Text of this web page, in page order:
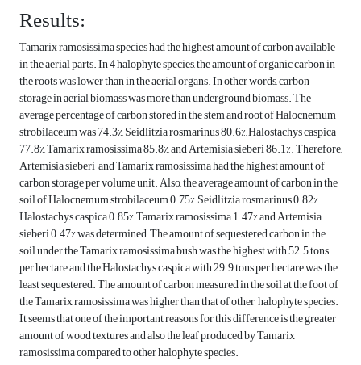
Results:
Tamarix ramosissima species had the highest amount of carbon available
in the aerial parts. In 4 halophyte species, the amount of organic carbon in
the roots was lower than in the aerial organs. In other words, carbon
storage in aerial biomass was more than underground biomass. The
average percentage of carbon stored in the stem and root of Halocnemum
strobilaceum was 74.3%, Seidlitzia rosmarinus 80.6%, Halostachys caspica
77.8%, Tamarix ramosissima 85.8%, and Artemisia sieberi 86.1%. Therefore,
Artemisia sieberi and Tamarix ramosissima had the highest amount of
carbon storage per volume unit. Also, the average amount of carbon in the
soil of Halocnemum strobilaceum 0.75%, Seidlitzia rosmarinus 0.82%,
Halostachys caspica 0.85%, Tamarix ramosissima 1.47% and Artemisia
sieberi 0.47% was determined.The amount of sequestered carbon in the
soil under the Tamarix ramosissima bush was the highest with 52.5 tons
per hectare and the Halostachys caspica with 29.9 tons per hectare was the
least sequestered. The amount of carbon measured in the soil at the foot of
the Tamarix ramosissima was higher than that of other halophyte species.
It seems that one of the important reasons for this difference is the greater
amount of wood textures and also the leaf produced by Tamarix
ramosissima compared to other halophyte species.